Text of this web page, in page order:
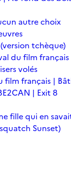
autre choix
tchèque)
du film français
volés
film français |
| Exit 8
fille qui en
Sunset)